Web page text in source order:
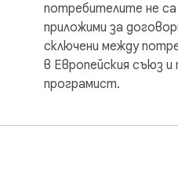
в Excel файлове.
потребителите не са
приложими за
сключени между
в Европейския съюз и
програмист.